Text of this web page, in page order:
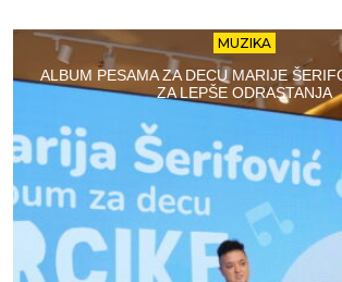
MUZIKA
ALBUM PESAMA ZA DECU MARIJE
ZA LEPŠE ODRASTANJA